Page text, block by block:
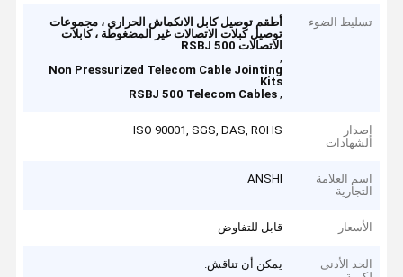
تسليط الضوء
أطقم توصيل كابل الانكماش الحراري ، مجموعات
توصيل كبلات الاتصالات غير المضغوطة ، كابلات
الاتصالات RSBJ 500
,
Non Pressurized Telecom Cable Jointing
Kits
,
RSBJ 500 Telecom Cables
إصدار
الشهادات
ISO 90001, SGS, DAS, ROHS
اسم العلامة
التجارية
ANSHI
الأسعار قابل للتفاوض
الحد الأدنى
يمكن أن تناقش.